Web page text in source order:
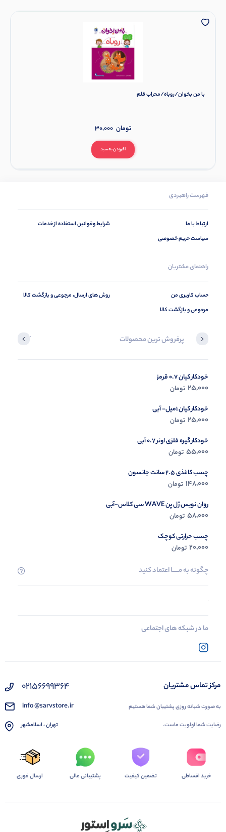
با من بخوان/روباه/محراب قلم
افزودن به سبد
30,000 تومان
فهرست راهبردی
ارتباط با ما
سیاست حریم خصوصی
شرایط وقوانین استفاده از خدمات
راهنمای مشتریان
حساب کاربری من
مرجوعی و بازگشت کالا
روش های ارسال، مرجوعی و بازگشت کالا
پرفروش ترین محصولات آخرین
خودکار کیان 0.7 قرمز
25,000 تومان
خودکار کیان 1میل- آبی
25,000 تومان
خودکار گیره فلزی اونر 0.7 آبی
55,000 تومان
چسب کاغذی 2.5 سانت جانسون
148,000 تومان
روان نویس ژل پن WAVE سی کلاس-آبی
58,000 تومان
چسب حرارتی کوچک
20,000 تومان
چگونه به مــــــا اعتماد کنید
ما در شبکه های اجتماعی
مرکز تماس مشتریان
به صورت شبانه روزی پشتیبان شما هستیم
رضایت شما اولویت ماست.
02156699364
info @sarvstore.ir
تهران ، اسلامشهر
خرید اقساطی تضمین کیفیت پشتیبانی عالی ارسال فوری